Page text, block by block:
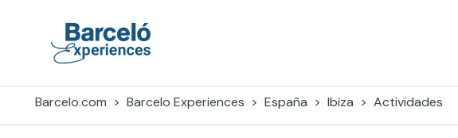
Barcelo.com Barcelo Experiences España Ibiza Actividades